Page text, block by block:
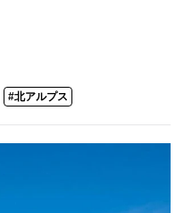
#北アルプス